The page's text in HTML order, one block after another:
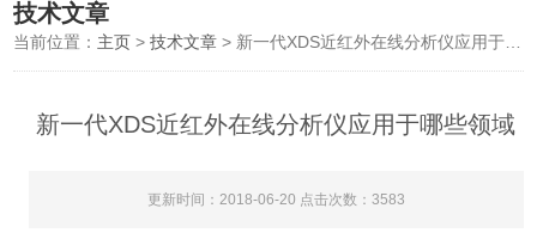
技术文章
当前位置： 主页 >技术文章 > 新一代XDS近红外在线分析仪应用于哪些领域
新一代XDS近红外在线分析仪应用于哪些领域
更新时间：2018-06-20 点击次数：3583